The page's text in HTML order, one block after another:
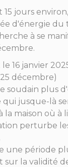
jours
d'énergie du
à se
16 janvier
décembre)
soudain plus
jusque-là
maison où à
perturbe
une période
la validité